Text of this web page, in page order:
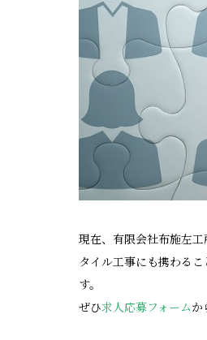
現在、有限会社布施左工
タイル工事にも携わる
す。
ぜひ求人応募フォームか